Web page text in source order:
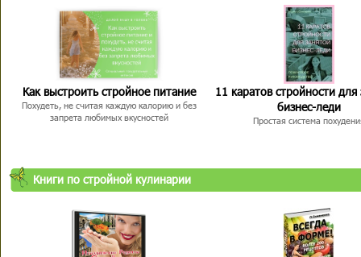
Как выстроить стройное питание
Похудеть, не считая каждую калорию и без
запрета любимых вкусностей
11 каратов стройности для
бизнес-леди
Простая система
Книги по стройной кулинарии